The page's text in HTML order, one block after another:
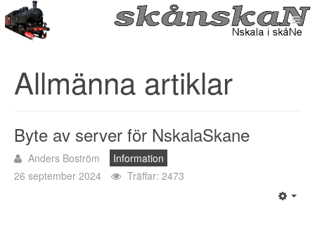
Allmänna artiklar
Byte av server för NskalaSkane
Anders Boström
Information
26 september 2024
Träffar: 2473